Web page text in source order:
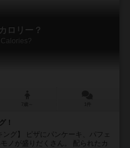
ロリー？
！
グ】 ピザにパンケーキ、パフェ
ノが盛りだくさん。 配られたカ